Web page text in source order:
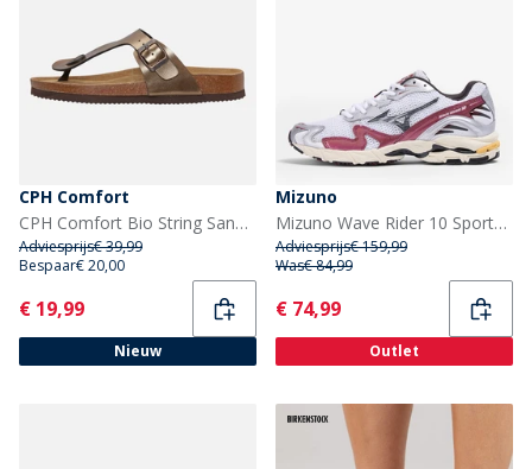
CPH Comfort
CPH Comfort Bio String Sandalen Brons
Adviesprijs€ 39,99
Bespaar€ 20,00
Current
€ 19,99
Nieuw
Mizuno
Mizuno Wave Rider 10 Sportschoenen Wit/Blacksand/Syrad
Adviesprijs€ 159,99
Was€ 84,99
Current
€ 74,99
Outlet